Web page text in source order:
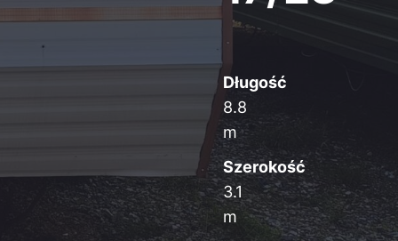
Długość
8.8
m
Szerokość
3.1
m